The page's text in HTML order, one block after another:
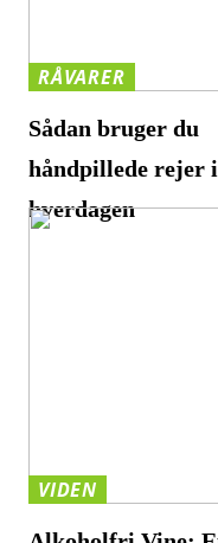
RÅVARER
Sådan bruger du
håndpillede rejer i
hverdagen
VIDEN